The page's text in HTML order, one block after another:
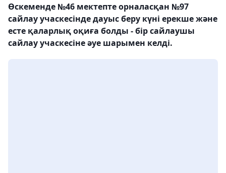
Өскеменде №46 мектепте орналасқан №97
сайлау учаскесінде дауыс беру күні ерекше және
есте қаларлық оқиға болды - бір сайлаушы
сайлау учаскесіне әуе шарымен келді.